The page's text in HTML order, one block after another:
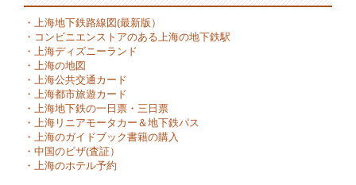
・ 上海地下鉄路線図(最新版）
・ コンビニエンストアのある上海の地下鉄駅
・ 上海ディズニーランド
・ 上海の地図
・ 上海公共交通カード
・ 上海都市旅遊カード
・ 上海地下鉄の一日票・三日票
・ 上海リニアモータカー＆地下鉄パス
・ 上海のガイドブック書籍の購入
・ 中国のビザ(査証）
・ 上海のホテル予約